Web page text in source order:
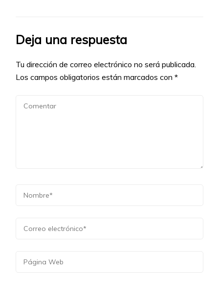
Deja una respuesta
Tu dirección de correo electrónico no será publicada.
Los campos obligatorios están marcados con *